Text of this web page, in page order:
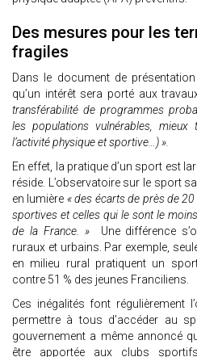
Des mesures pour les
fragiles
Dans le document de
qu’un intérêt sera porté aux
transférabilité de programmes
les populations vulnérables, mieux
l’activité physique et sportive…) ».
En effet, la pratique d’un sport est
réside. L’observatoire sur le sport
en lumière « des écarts de près de
sportives et celles qui le sont le
de la France. »
Une différence
ruraux et urbains. Par exemple,
en milieu rural pratiquent un
contre 51 % des jeunes Franciliens.
Ces inégalités font régulièrement
permettre à tous d’accéder au
gouvernement a même annoncé
être apportée aux clubs